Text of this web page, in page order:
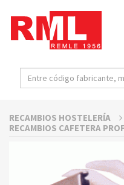
RECAMBIOS HOSTELERÍA
RECAMBIOS CAFETERA